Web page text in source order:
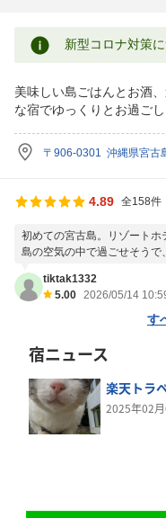
新型コロナ対策
美味しい島ごはんとお酒
な宿でゆっくりとお過ご
〒906-0301 沖縄県宮古
4.89 全158件
初めての宮古島。リゾート
島の空気の中で過ごせそうで
tiktak1332
5.00 2026/05/14
す
宿ニュース
楽天トラ
2025年02月